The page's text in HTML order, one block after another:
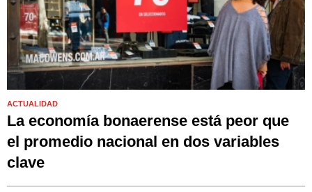
ACTUALIDAD
La economía bonaerense está peor que
el promedio nacional en dos variables
clave